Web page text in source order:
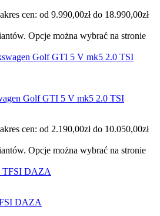
cen: od 9.990,00zł do 18.990,00zł
Opcje można wybrać na stronie
Golf GTI 5 V mk5 2.0 TSI
cen: od 2.190,00zł do 10.050,00zł
Opcje można wybrać na stronie
DAZA